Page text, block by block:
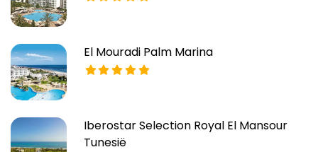
El Mouradi Palm Marina
Iberostar Selection Royal El Mansour
Tunesië